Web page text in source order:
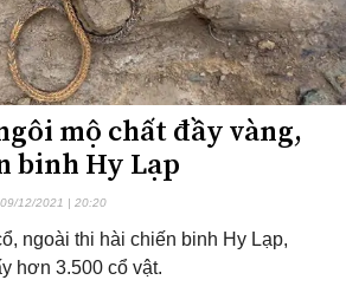
mộ chất đầy vàng,
binh Hy Lạp
12/2021 | 20:20
ngoài thi hài chiến binh Hy Lạp,
hơn 3.500 cổ vật.